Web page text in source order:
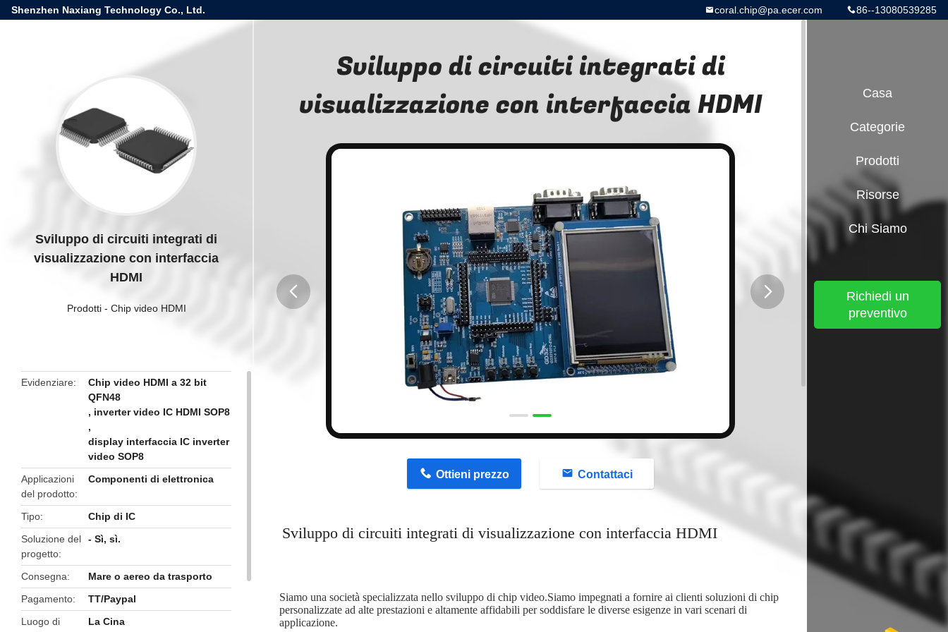
Shenzhen Naxiang Technology Co., Ltd. 86--13080539285
coral.chip@pa.ecer.com
Sviluppo di circuiti integrati di
visualizzazione con interfaccia
HDMI
Prodotti- Chip video HDMI
Evidenziare
Chip video HDMI a 32 bit
QFN48
, inverter video IC HDMI SOP8
,
display interfaccia IC inverter
video SOP8
Applicazioni
del prodotto
Componenti di elettronica
Tipo
Chip di IC
Soluzione del
progetto
- Sì, sì.
Consegna
Mare o aereo da trasporto
Pagamento
TT/Paypal
Luogo di
La Cina
Sviluppo di circuiti integrati di
visualizzazione con interfaccia HDMI
Ottieni prezzo Contattaci
Sviluppo di circuiti integrati di visualizzazione con interfaccia HDMI
Siamo una società specializzata nello sviluppo di chip video.Siamo impegnati a fornire ai clienti soluzioni di chip
personalizzate ad alte prestazioni e altamente affidabili per soddisfare le diverse esigenze in vari scenari di
applicazione.
Casa
Categorie
Prodotti
Risorse
Chi Siamo
Richiedi un
preventivo